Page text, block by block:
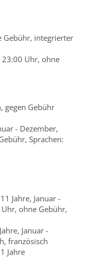
Gebühr, integrierter
Uhr, ohne
gegen Gebühr
- Dezember,
Sprachen:
Jahre, Januar -
ohne Gebühr,
Januar -
französisch
Jahre